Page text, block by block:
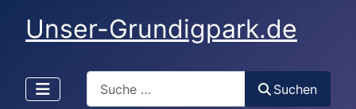
Unser-Grundigpark.de
Suchen